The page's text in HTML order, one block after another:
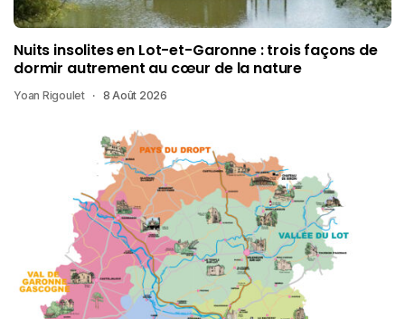
Nuits insolites en Lot-et-Garonne : trois façons de
dormir autrement au cœur de la nature
Yoan Rigoulet 8 Août 2026